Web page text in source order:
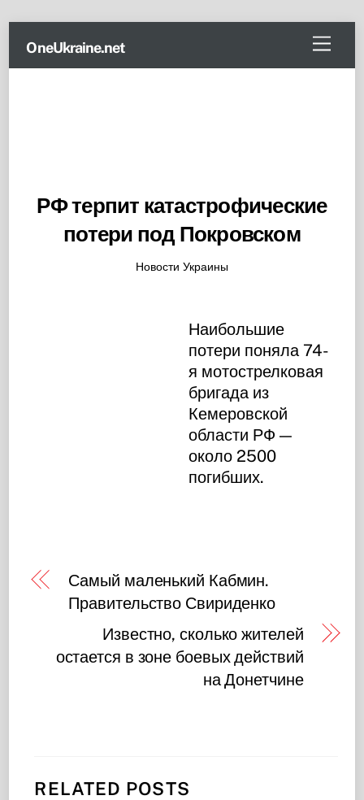
content
Menu
OneUkraine.net
РФ терпит катастрофические
потери под Покровском
Новости Украины
Наибольшие
потери поняла 74-
я мотострелковая
бригада из
Кемеровской
области РФ —
около 2500
погибших.
Самый маленький Кабмин.
Правительство Свириденко
Известно, сколько жителей
остается в зоне боевых действий
на Донетчине
RELATED POSTS